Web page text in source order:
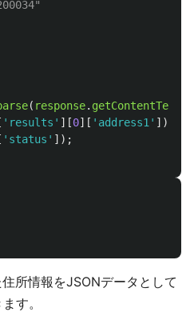
( response. getContentText
[ ' results ' ][0][ ' address1 ' ]);
[ ' status ' ]);
所情報をJSONデータとして
す。